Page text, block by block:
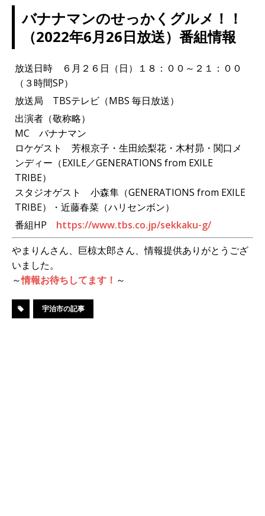
バナナマンのせっかくグルメ！！
（2022年6月26日放送）番組情報
放送日時 ６月２６日（日）１８：００～２１：００
（３時間SP）
放送局 TBSテレビ（MBS 毎日放送）
出演者（敬称略）
MC バナナマン
ロケゲスト 芳根京子・生田絵梨花・木村昴・関口メ
ンディー（EXILE／GENERATIONS from EXILE
TRIBE）
スタジオゲスト 小森隼（GENERATIONS from EXILE
TRIBE）・近藤春菜（ハリセンボン）
番組HP https://www.tbs.co.jp/sekkaku-g/
やまりんさん、巨椋太郎さん、情報提供ありがとうござ
いました。
～情報お待ちしてます！ ～
宇治市の記事